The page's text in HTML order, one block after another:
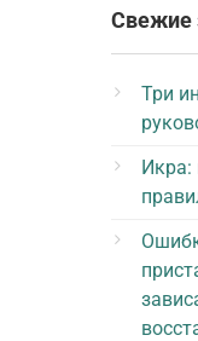
Свежие
Три
Икра: